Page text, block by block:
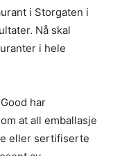
i Storgaten i
Nå skal
i hele
har
at all emballasje
eller sertifiserte